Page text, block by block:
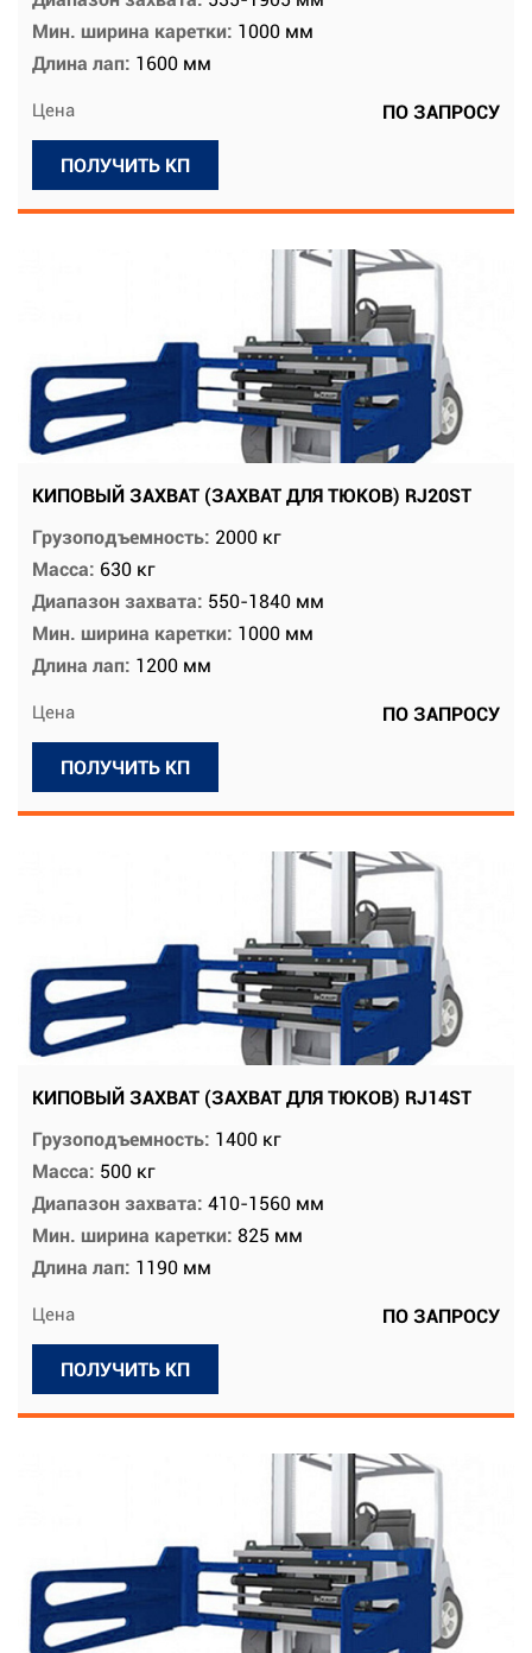
Мин. ширина каретки: 1000 мм
Длина лап: 1600 мм
Цена ПО ЗАПРОСУ
ПОЛУЧИТЬ КП
КИПОВЫЙ ЗАХВАТ (ЗАХВАТ ДЛЯ ТЮКОВ) RJ20ST
Грузоподъемность: 2000 кг
Масса: 630 кг
Диапазон захвата: 550-1840 мм
Мин. ширина каретки: 1000 мм
Длина лап: 1200 мм
Цена ПО ЗАПРОСУ
ПОЛУЧИТЬ КП
КИПОВЫЙ ЗАХВАТ (ЗАХВАТ ДЛЯ ТЮКОВ) RJ14ST
Грузоподъемность: 1400 кг
Масса: 500 кг
Диапазон захвата: 410-1560 мм
Мин. ширина каретки: 825 мм
Длина лап: 1190 мм
Цена ПО ЗАПРОСУ
ПОЛУЧИТЬ КП